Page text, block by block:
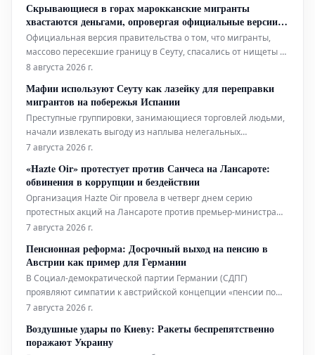
Скрывающиеся в горах марокканские мигранты
хвастаются деньгами, опровергая официальные версии:
«Нам дали их родители»
Официальная версия правительства о том, что мигранты,
массово пересекшие границу в Сеуту, спасались от нищеты и
отчаяния, развенчивается собственными заявлениями
незаконно пересекших границу, открыто демонстрируют
деньги, которые у них есть.
8 августа 2026 г.
Мафии используют Сеуту как лазейку для переправки
мигрантов на побережья Испании
Преступные группировки, занимающиеся торговлей людьми,
начали извлекать выгоду из наплыва нелегальных
мигрантов, заполонивших Сеуту в последние недели. Это
правительства Педро Санчес, который, наряду с королем
Марокко Мохаммедом VI, ране
7 августа 2026 г.
«Hazte Oir» протестует против Санчеса на Лансароте:
обвинения в коррупции и бездействии
Организация Hazte Oir провела в четверг днем серию
протестных акций на Лансароте против премьер-министра
Педро Санчеса, который в настоящее время проводит отпуск
комплекса была организована демонстрация с требованием
отставки Санчеса.
7 августа 2026 г.
Пенсионная реформа: Досрочный выход на пенсию в
Австрии как пример для Германии
В Социал-демократической партии Германии (СДПГ)
проявляют симпатии к австрийской концепции «пенсии по
тяжелому труду» (Schwerarbeitspension) в контексте
подход вызывает интерес как потенциальная модель для
немецкой пенсионной системы. Одна
7 августа 2026 г.
Воздушные удары по Киеву: Ракеты беспрепятственно
поражают Украину